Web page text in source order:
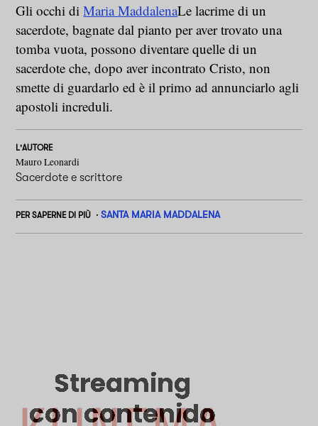
Gli occhi diMaria MaddalenaLe lacrime di un
sacerdote, bagnate dal pianto per aver trovato una
tomba vuota, possono diventare quelle di un
sacerdote che, dopo aver incontrato Cristo, non
smette di guardarlo ed è il primo ad annunciarlo agli
apostoli increduli.
L'AUTORE
Mauro Leonardi
Sacerdote e scrittore
PER SAPERNE DI PIÙ SANTA MARIA MADDALENA